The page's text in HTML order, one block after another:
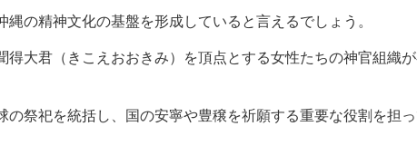
の精神文化の基盤を形成していると言えるでしょう。
大君（きこえおおきみ）を頂点とする女性たちの神官組織
の祭祀を統括し、国の安寧や豊穣を祈願する重要な役割を担